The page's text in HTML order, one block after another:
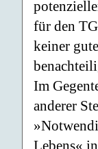
für den
keiner
Im
anderer
Lebens«